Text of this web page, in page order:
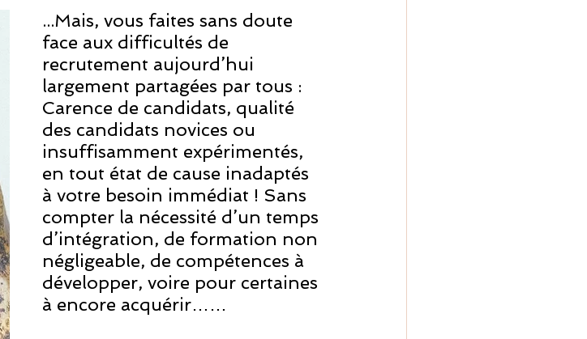
...Mais, vous faites sans doute
face aux difficultés de
recrutement aujourd’hui
largement partagées par tous :
Carence de candidats, qualité
des candidats novices ou
insuffisamment expérimentés,
en tout état de cause inadaptés
à votre besoin immédiat ! Sans
compter la nécessité d’un temps
d’intégration, de formation non
négligeable, de compétences à
développer, voire pour certaines
à encore acquérir……